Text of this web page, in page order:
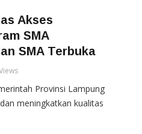
Akses
SMA
SMA Terbuka
Provinsi Lampung
meningkatkan kualitas